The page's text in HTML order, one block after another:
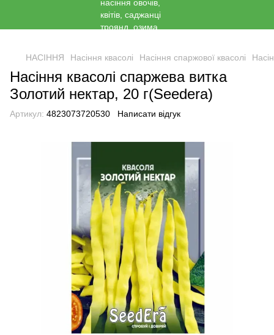
НАСІННЯ Насіння квасолі Насіння спаржової квасолі
Насіння квасолі спаржева витка
Золотий нектар, 20 г(Seedera)
Артикул: 4823073720530 Написати відгук